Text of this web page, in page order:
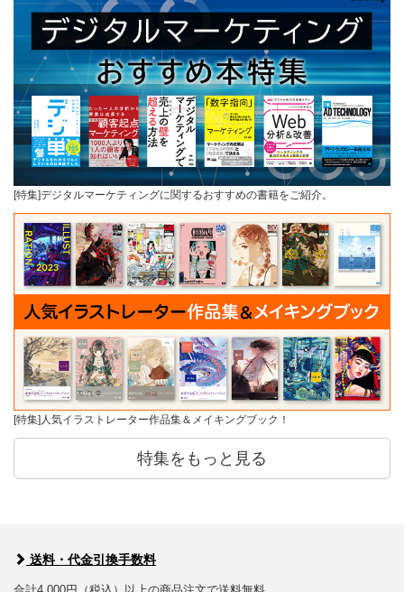
[特集]デジタルマーケティングに関するおすすめの書籍をご紹介。
[特集]人気イラストレーター作品集＆メイキングブック！
特集をもっと見る
送料・代金引換手数料